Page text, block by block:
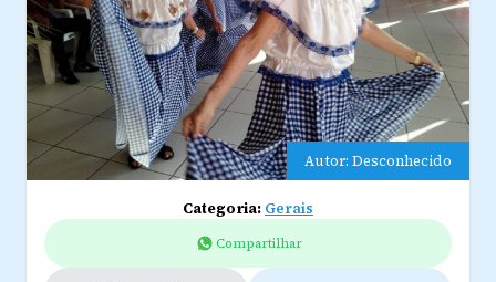
Autor: Desconhecido
Categoria: Gerais
Compartilhar